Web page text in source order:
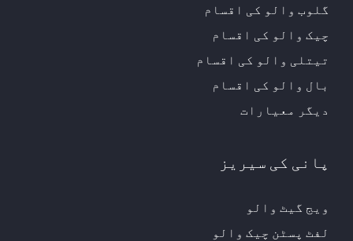
گلوب والو کی اقسام
چیک والو کی اقسام
تیتلی والو کی اقسام
بال والو کی اقسام
دیگر معیارات
پانی کی سیریز
ویج گیٹ والو
لفٹ پسٹن چیک والو